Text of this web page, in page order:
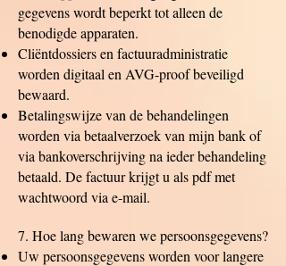
gegevens wordt beperkt tot alleen de
benodigde apparaten.
Cliëntdossiers en factuuradministratie
worden digitaal en AVG-proof beveiligd
bewaard.
Betalingswijze van de behandelingen
worden via betaalverzoek van mijn bank of
via bankoverschrijving na ieder behandeling
betaald. De factuur krijgt u als pdf met
wachtwoord via e-mail.
7. Hoe lang bewaren we persoonsgegevens?
Uw persoonsgegevens worden voor langere